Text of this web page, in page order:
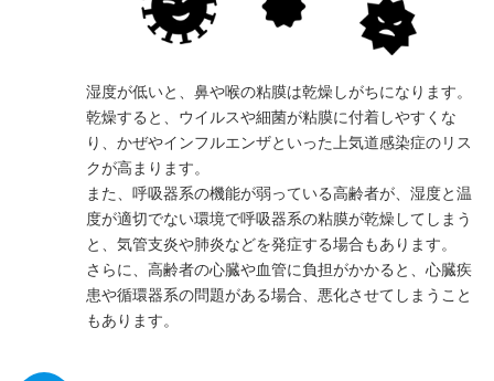
湿度が低いと、鼻や喉の粘膜は乾燥しがちになります。
乾燥すると、ウイルスや細菌が粘膜に付着しやすくな
り、かぜやインフルエンザといった上気道感染症のリス
クが高まります。
また、呼吸器系の機能が弱っている高齢者が、湿度と温
度が適切でない環境で呼吸器系の粘膜が乾燥してしまう
と、気管支炎や肺炎などを発症する場合もあります。
さらに、高齢者の心臓や血管に負担がかかると、心臓疾
患や循環器系の問題がある場合、悪化させてしまうこと
もあります。